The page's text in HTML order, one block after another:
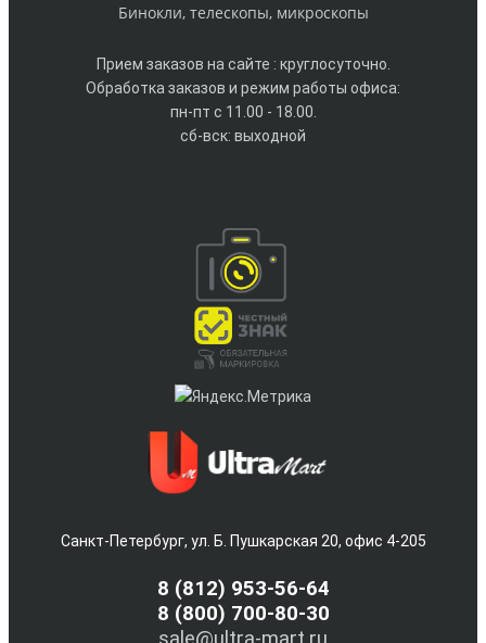
Бинокли, телескопы, микроскопы
Прием заказов на сайте : круглосуточно.
Обработка заказов и режим работы офиса:
пн-пт с 11.00 - 18.00.
сб-вск: выходной
Санкт-Петербург, ул. Б. Пушкарская 20, офис 4-205
8 (812) 953-56-64
8 (800) 700-80-30